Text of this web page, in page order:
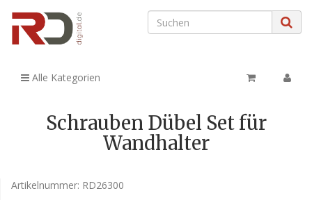
Alle Kategorien
Schrauben Dübel Set für
Wandhalter
Artikelnummer: RD26300